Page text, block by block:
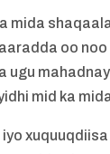
mida
oo
mid ka